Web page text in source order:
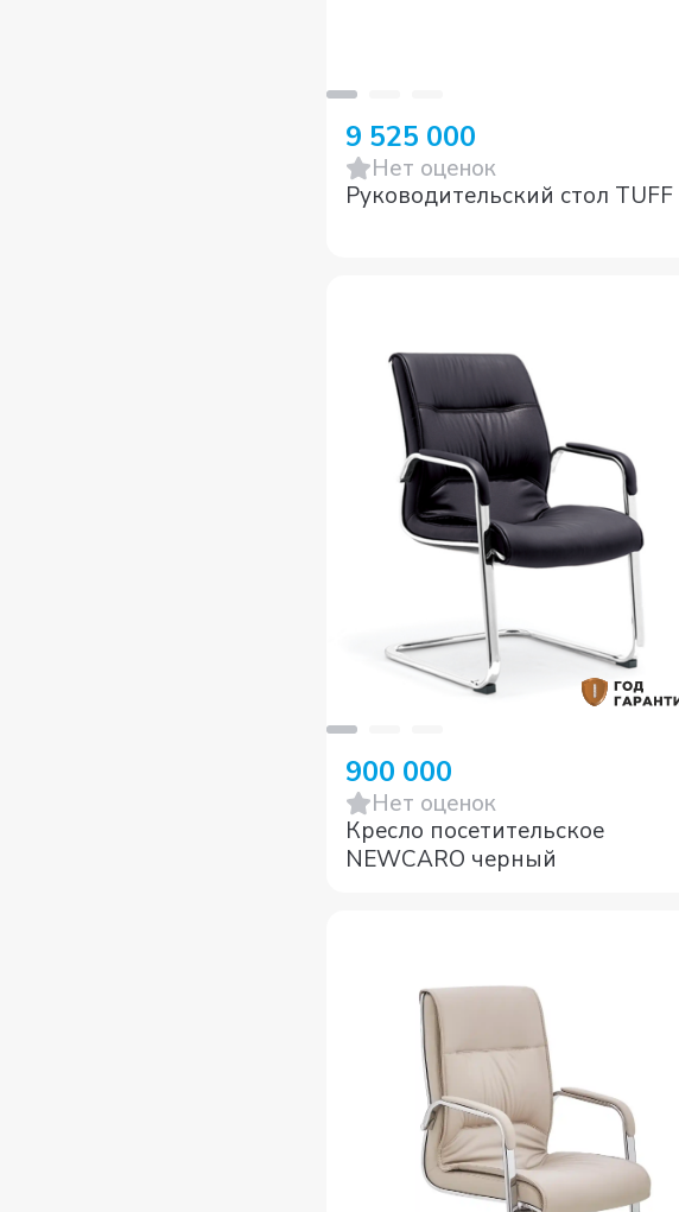
9 525 000
Нет оценок
Руководительский стол TUFF
900 000
Нет оценок
Кресло посетительское
NEWCARO черный